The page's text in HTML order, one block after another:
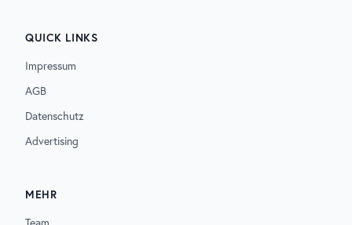
QUICK LINKS
Impressum
AGB
Datenschutz
Advertising
MEHR